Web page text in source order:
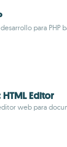
para PHP
Editor
web para